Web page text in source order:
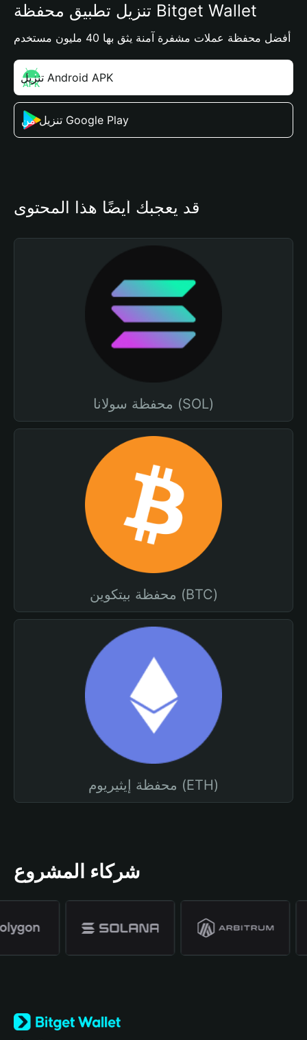
تنزيل تطبيق محفظة Bitget Wallet
أفضل محفظة عملات مشفرة آمنة يثق بها 40 مليون مستخدم
تنزيل Android APK
تنزيل من Google Play
قد يعجبك أيضًا هذا المحتوى
محفظة سولانا (SOL)
محفظة بيتكوين (BTC)
محفظة إيثيريوم (ETH)
شركاء المشروع